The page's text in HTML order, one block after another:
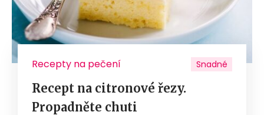
Recepty na pečení Snadné
Recept na citronové řezy.
Propadněte chuti